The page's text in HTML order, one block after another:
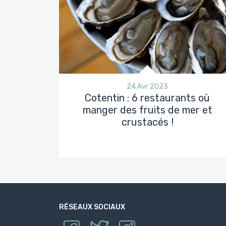
24 Avr 2023
Cotentin : 6 restaurants où
manger des fruits de mer et
crustacés !
RÉSEAUX SOCIAUX